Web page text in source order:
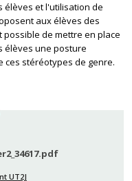
élèves et l'utilisation de
aux élèves des
de mettre en place
élèves une posture
ces stéréotypes de genre.
UT2J